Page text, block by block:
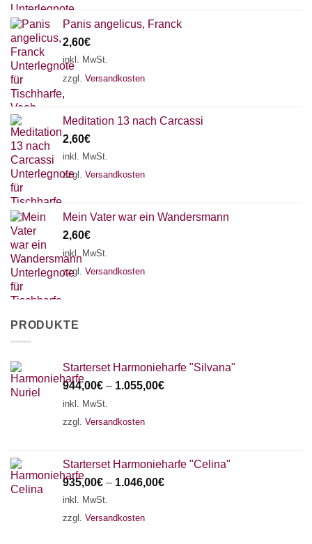
Panis angelicus, Franck
2,60€
inkl. MwSt.
zzgl. Versandkosten
Meditation 13 nach Carcassi
2,60€
inkl. MwSt.
zzgl. Versandkosten
Mein Vater war ein Wandersmann
2,60€
inkl. MwSt.
zzgl. Versandkosten
PRODUKTE
Starterset Harmonieharfe "Silvana"
944,00€ – 1.055,00€
inkl. MwSt.
zzgl. Versandkosten
Starterset Harmonieharfe "Celina"
935,00€ – 1.046,00€
inkl. MwSt.
zzgl. Versandkosten